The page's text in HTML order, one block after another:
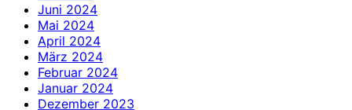
Juni 2024
Mai 2024
April 2024
März 2024
Februar 2024
Januar 2024
Dezember 2023